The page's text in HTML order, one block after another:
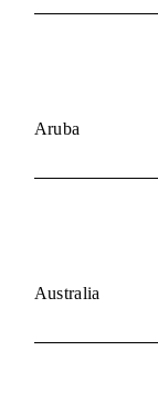
Aruba
Australia